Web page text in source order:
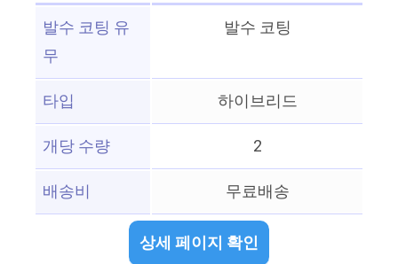
발수 코팅 유
무
발수 코팅
타입
하이브리드
개당 수량
2
배송비
무료배송
상세 페이지 확인